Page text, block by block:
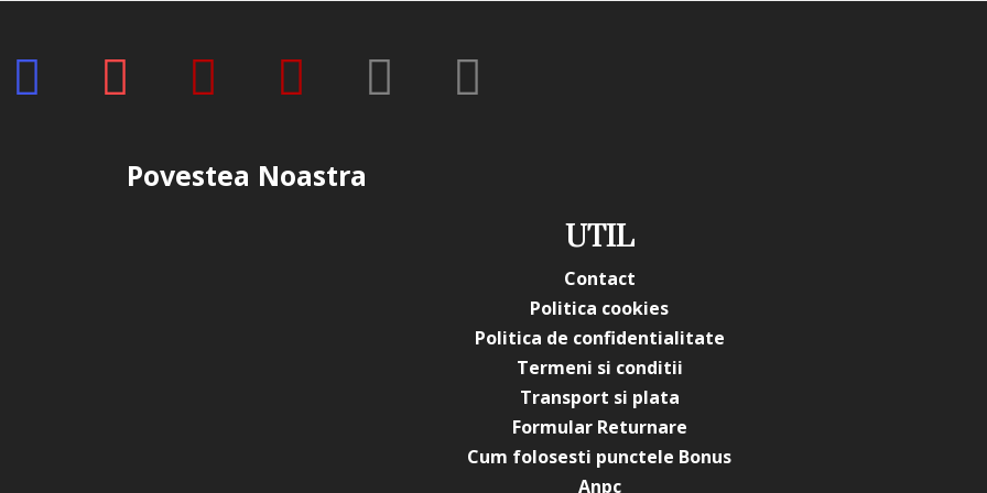
descoperi o gamă completă de produse atent selecționate pentru uz profesional și
Nuanta, tonul si intensitatea culorii pot varia in functie de monitor. Imaginile
(culoare, aspect etc.) de imaginile produselor livrate, acestea putand prezenta abateri
minore de la pozele si descrierile prezentate pe site, acestea se pot modifica in
functie de actualizarile producatorilor fara anuntarea prealabila a utilizatorilor.
Povestea Noastra
UTIL
Contact
Politica cookies
Politica de confidentialitate
Termeni si conditii
Transport si plata
Formular Returnare
Cum folosesti punctele Bonus
Anpc